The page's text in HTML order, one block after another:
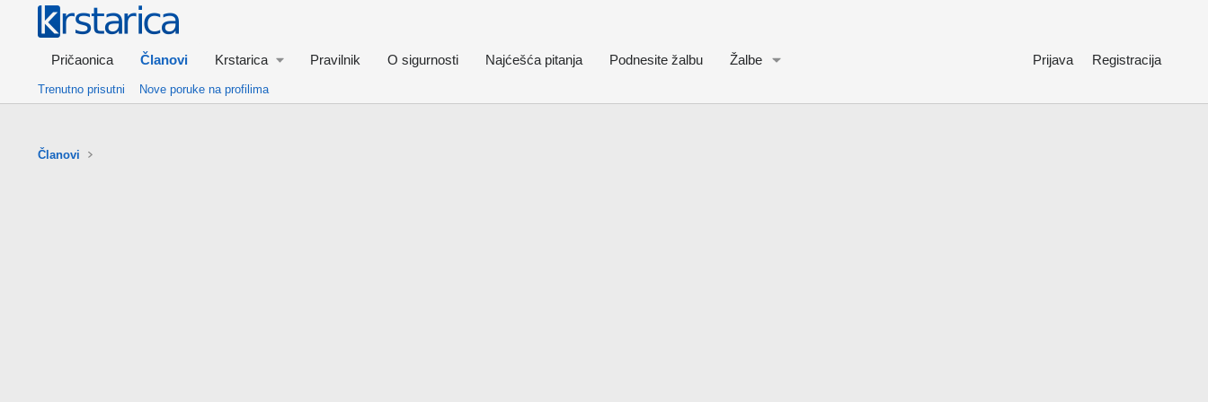
Pričaonica Članovi Krstarica Pravilnik O sigurnosti Najćešća pitanja Podnesite žalbu Žalbe Prijava Registracija
Trenutno prisutni Nove poruke na profilima
Članovi